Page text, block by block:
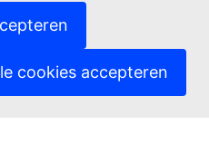
cookies accepteren
link)